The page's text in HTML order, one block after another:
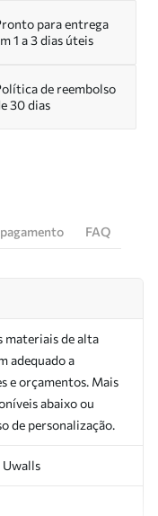
para entrega
1 a 3 dias úteis
de reembolso
30 dias
FAQ
materiais de alta
adequado a
e orçamentos. Mais
abaixo ou
de personalização.
Uwalls